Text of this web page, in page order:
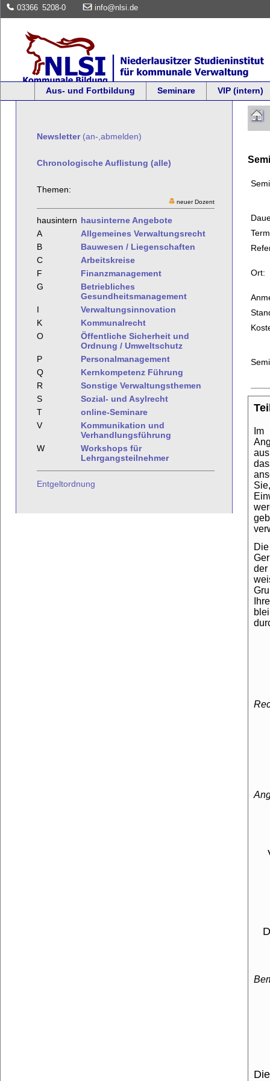
03366 5208-0 info@nlsi.de
Aus- und Fortbildung Seminare VIP (intern)
Newsletter(an-,abmelden)
Chronologische Auflistung (alle)
Themen:
neuer Dozent
hausintern hausinterne Angebote
A
Allgemeines Verwaltungsrecht
B
Bauwesen / Liegenschaften
C
Arbeitskreise
F
Finanzmanagement
G
Betriebliches
Gesundheitsmanagement
I
Verwaltungsinnovation
K
Kommunalrecht
O
Öffentliche Sicherheit und
Ordnung / Umweltschutz
P
Personalmanagement
Q
Kernkompetenz Führung
R
Sonstige Verwaltungsthemen
S
Sozial- und Asylrecht
T
online-Seminare
V
Kommunikation und
Verhandlungsführung
W
Workshops für
Lehrgangsteilnehmer
Entgeltordnung
Ort: